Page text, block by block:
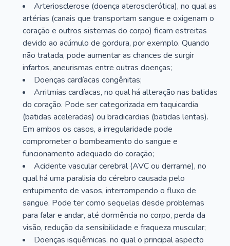
Arteriosclerose (doença aterosclerótica), no qual as
artérias (canais que transportam sangue e oxigenam o
coração e outros sistemas do corpo) ficam estreitas
devido ao acúmulo de gordura, por exemplo. Quando
não tratada, pode aumentar as chances de surgir
infartos, aneurismas entre outras doenças;
Doenças cardíacas congênitas;
Arritmias cardíacas, no qual há alteração nas batidas
do coração. Pode ser categorizada em taquicardia
(batidas aceleradas) ou bradicardias (batidas lentas).
Em ambos os casos, a irregularidade pode
comprometer o bombeamento do sangue e
funcionamento adequado do coração;
Acidente vascular cerebral (AVC ou derrame), no
qual há uma paralisia do cérebro causada pelo
entupimento de vasos, interrompendo o fluxo de
sangue. Pode ter como sequelas desde problemas
para falar e andar, até dormência no corpo, perda da
visão, redução da sensibilidade e fraqueza muscular;
Doenças isquêmicas, no qual o principal aspecto